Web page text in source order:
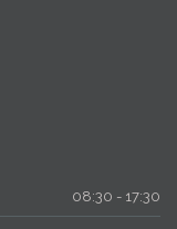
08:30 - 17:30